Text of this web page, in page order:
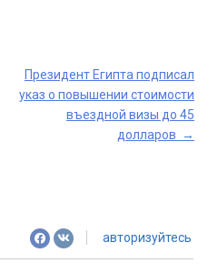
Президент Египта подписал
указ о повышении стоимости
въездной визы до 45
долларов →
авторизуйтесь